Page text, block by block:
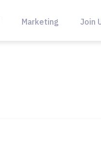
Marketing Join